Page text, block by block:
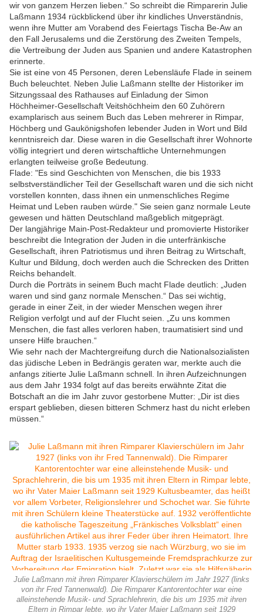
wir von ganzem Herzen lieben.“ So schreibt die Rimparerin Julie
Laßmann 1934 rückblickend über ihr kindliches Unverständnis,
wenn ihre Mutter am Vorabend des Feiertags Tischa Be-Aw an
den Fall Jerusalems und die Zerstörung des Zweiten Tempels,
die Vertreibung der Juden aus Spanien und andere Katastrophen
erinnerte.
Sie ist eine von 45 Personen, deren Lebensläufe Flade in seinem
Buch beleuchtet. Neben Julie Laßmann stellte der Historiker im
Sitzungssaal des Rathauses auf Einladung der Simon
Höchheimer-Gesellschaft Veitshöchheim den 60 Zuhörern
examplarisch aus seinem Buch das Leben mehrerer in Rimpar,
Höchberg und Gaukönigshofen lebender Juden in Wort und Bild
kenntnisreich dar. Diese waren in die Gesellschaft ihrer Wohnorte
völlig integriert und deren wirtschaftliche Unternehmungen
erlangten teilweise große Bedeutung.
Flade: "Es sind Geschichten von Menschen, die bis 1933
selbstverständlicher Teil der Gesellschaft waren und die sich nicht
vorstellen konnten, dass ihnen ein unmenschliches Regime
Heimat und Leben rauben würde." Sie seien ganz normale Leute
gewesen und hätten Deutschland maßgeblich mitgeprägt.
Der langjährige Main-Post-Redakteur und promovierte Historiker
beschreibt die Integration der Juden in die unterfränkische
Gesellschaft, ihren Patriotismus und ihren Beitrag zu Wirtschaft,
Kultur und Bildung, doch werden auch die Schrecken des Dritten
Reichs behandelt.
Durch die Porträts in seinem Buch macht Flade deutlich: „Juden
waren und sind ganz normale Menschen.“ Das sei wichtig,
gerade in einer Zeit, in der wieder Menschen wegen ihrer
Religion verfolgt und auf der Flucht seien. „Zu uns kommen
Menschen, die fast alles verloren haben, traumatisiert sind und
unsere Hilfe brauchen.“
Wie sehr nach der Machtergreifung durch die Nationalsozialisten
das jüdische Leben in Bedrängis geraten war, merkte auch die
anfangs zitierte Julie Laßmann schnell. In ihren Aufzeichnungen
aus dem Jahr 1934 folgt auf das bereits erwähnte Zitat die
Botschaft an die im Jahr zuvor gestorbene Mutter: „Dir ist dies
erspart geblieben, diesen bitteren Schmerz hast du nicht erleben
müssen.“
Julie Laßmann mit ihren Rimparer Klavierschülern im Jahr 1927 (links
von ihr Fred Tannenwald). Die Rimparer Kantorentochter war eine
alleinstehende Musik- und Sprachlehrerin, die bis um 1935 mit ihren
Eltern in Rimpar lebte, wo ihr Vater Maier Laßmann seit 1929